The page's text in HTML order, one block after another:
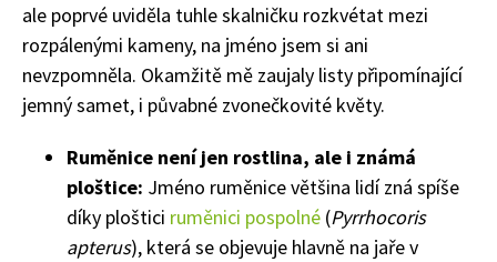
ale poprvé uviděla tuhle skalničku rozkvétat mezi
rozpálenými kameny, na jméno jsem si ani
nevzpomněla. Okamžitě mě zaujaly listy připomínající
jemný samet, i půvabné zvonečkovité květy.
Ruměnice není jen rostlina, ale i známá
ploštice: Jméno ruměnice většina lidí zná spíše
díky ploštici ruměnici pospolné (Pyrrhocoris
apterus), která se objevuje hlavně na jaře v